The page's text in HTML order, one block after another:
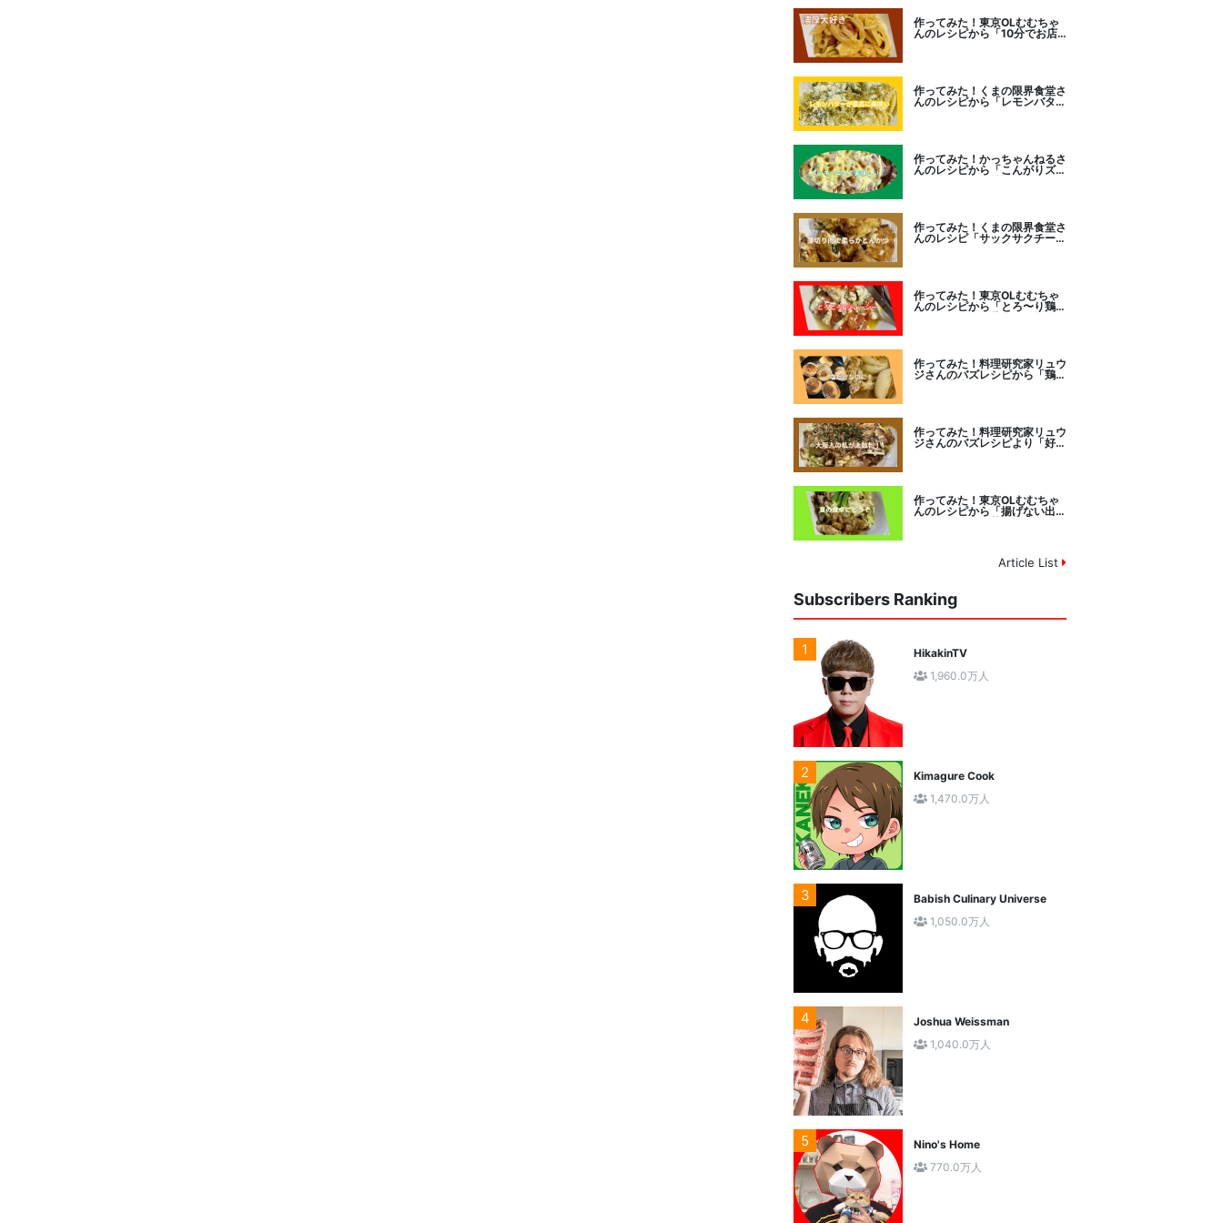
作ってみた！東京OLむむちゃ
んのレシピから「10分でお店
作ってみた！くまの限界食堂さ
んのレシピから「レモンバター
作ってみた！かっちゃんねるさ
んのレシピから「こんがりズッ
作ってみた！くまの限界食堂さ
んのレシピ「サックサクチーズ
作ってみた！東京OLむむちゃ
んのレシピから「とろ〜り鶏む
作ってみた！料理研究家リュウ
ジさんのバズレシピから「鶏の
作ってみた！料理研究家リュウ
ジさんのバズレシピより「好み
作ってみた！東京OLむむちゃ
んのレシピから「揚げない出汁
Article List
Subscribers Ranking
1
HikakinTV
1,960.0万人
2
Kimagure Cook
1,470.0万人
3
Babish Culinary Universe
1,050.0万人
4
Joshua Weissman
1,040.0万人
5
Nino's Home
770.0万人